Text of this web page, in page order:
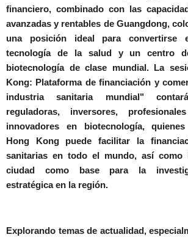
financiero, combinado con las
avanzadas y rentables de Guangdong,
una posición ideal para convertirse
tecnología de la salud y un centro
biotecnología de clase mundial. La
Kong: Plataforma de financiación y
industria sanitaria mundial"
reguladoras, inversores,
innovadores en biotecnología,
Hong Kong puede facilitar la
sanitarias en todo el mundo, así como
ciudad como base para la
estratégica en la región.
Explorando temas de actualidad,